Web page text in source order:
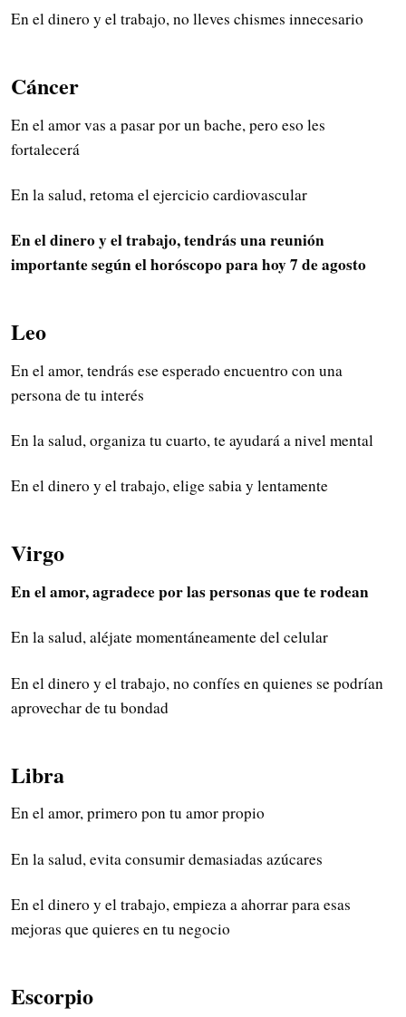
En el dinero y el trabajo, no lleves chismes innecesario
Cáncer
En el amor vas a pasar por un bache, pero eso les
fortalecerá
En la salud, retoma el ejercicio cardiovascular
En el dinero y el trabajo, tendrás una reunión
importante según el horóscopo para hoy 7 de agosto
Leo
En el amor, tendrás ese esperado encuentro con una
persona de tu interés
En la salud, organiza tu cuarto, te ayudará a nivel mental
En el dinero y el trabajo, elige sabia y lentamente
Virgo
En el amor, agradece por las personas que te rodean
En la salud, aléjate momentáneamente del celular
En el dinero y el trabajo, no confíes en quienes se podrían
aprovechar de tu bondad
Libra
En el amor, primero pon tu amor propio
En la salud, evita consumir demasiadas azúcares
En el dinero y el trabajo, empieza a ahorrar para esas
mejoras que quieres en tu negocio
Escorpio